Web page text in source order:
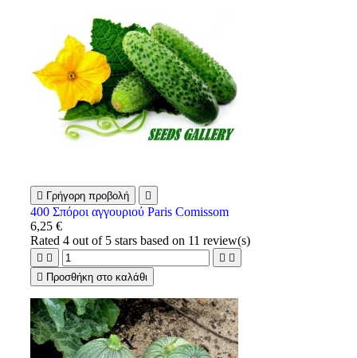
 Γρήγορη προβολή 
400 Σπόροι αγγουριού Paris Comissom
6,25 €
Rated4 out of 5 stars based on 11 review(s)
   
 Προσθήκη στο καλάθι